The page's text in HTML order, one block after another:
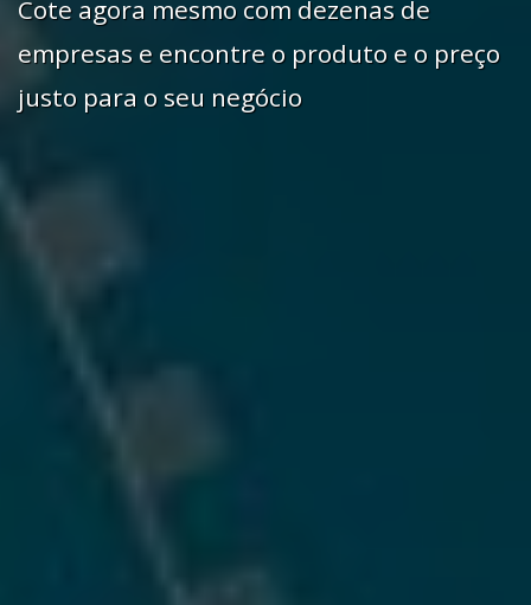
Cote agora mesmo com dezenas de
empresas e encontre o produto e o preço
justo para o seu negócio